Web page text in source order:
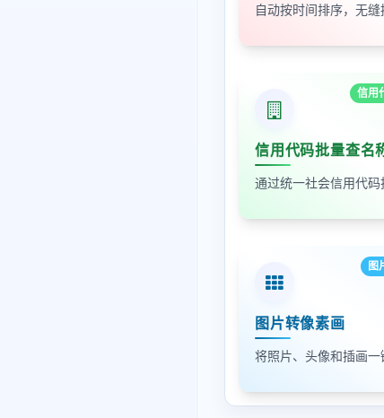
信用
信用代码批量查名
图
图片转像素画